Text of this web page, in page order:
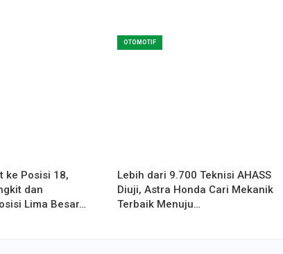
ke Posisi 18,
dan
Lima Besar…
OTOMOTIF
Lebih dari 9.700 Teknisi AHASS
Diuji, Astra Honda Cari Mekanik
Terbaik Menuju…